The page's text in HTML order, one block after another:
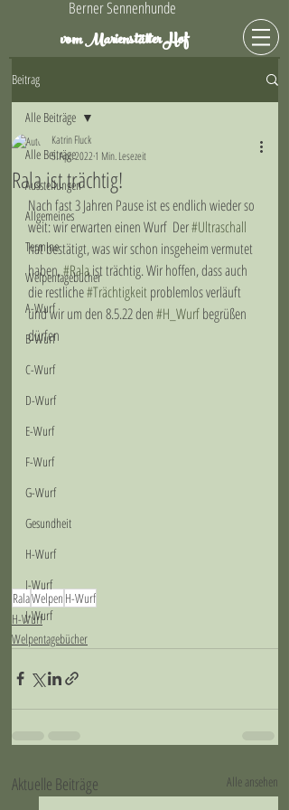
Berner Sennenhunde
vom MarienstätterHof
Beitrag
Alle Beiträge
Ausstellungen
Allgemeines
Termine
Welpentagebücher
A-Wurf
B-Wurf
C-Wurf
D-Wurf
E-Wurf
F-Wurf
G-Wurf
Gesundheit
H-Wurf
I-Wurf
J-Wurf
Alle Beiträge
Rala ist trächtig!
Katrin Fluck
5. Apr. 2022 1 Min. Lesezeit
Nach fast 3 Jahren Pause ist es endlich wieder so
weit: wir erwarten einen Wurf  Der #Ultraschall
hat bestätigt, was wir schon insgeheim vermutet
haben, #Rala ist trächtig. Wir hoffen, dass auch
die restliche #Trächtigkeit problemlos verläuft
und wir um den 8.5.22 den #H_Wurf begrüßen
dürfen
RalaWelpen H-Wurf
H-Wurf
Welpentagebücher
Aktuelle Beiträge Alle ansehen